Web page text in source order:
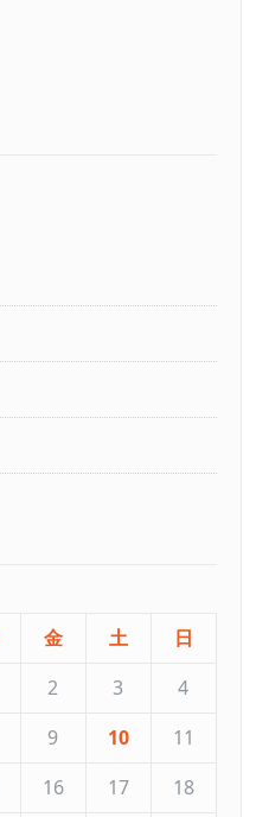
金 土
日
2 3
4
9 10
11
16 17 18